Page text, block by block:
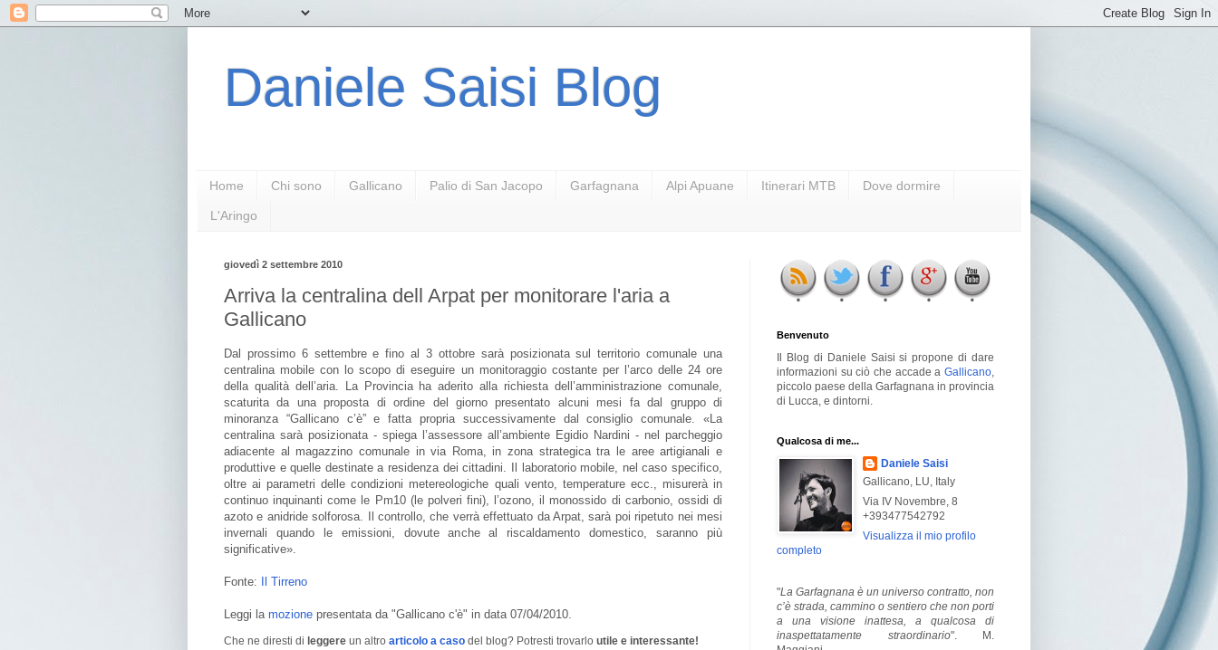
Daniele Saisi Blog
Home Chi sono Gallicano Palio di San Jacopo Garfagnana Alpi Apuane Itinerari MTB Dove dormire
L'Aringo
giovedì 2 settembre 2010
Arriva la centralina dell Arpat per monitorare l'aria a
Gallicano
Dal prossimo 6 settembre e fino al 3 ottobre sarà posizionata sul territorio comunale una
centralina mobile con lo scopo di eseguire un monitoraggio costante per l’arco delle 24 ore
della qualità dell’aria. La Provincia ha aderito alla richiesta dell’amministrazione comunale,
scaturita da una proposta di ordine del giorno presentato alcuni mesi fa dal gruppo di
minoranza “Gallicano c’è” e fatta propria successivamente dal consiglio comunale. «La
centralina sarà posizionata - spiega l’assessore all’ambiente Egidio Nardini - nel parcheggio
adiacente al magazzino comunale in via Roma, in zona strategica tra le aree artigianali e
produttive e quelle destinate a residenza dei cittadini. Il laboratorio mobile, nel caso specifico,
oltre ai parametri delle condizioni metereologiche quali vento, temperature ecc., misurerà in
continuo inquinanti come le Pm10 (le polveri fini), l’ozono, il monossido di carbonio, ossidi di
azoto e anidride solforosa. Il controllo, che verrà effettuato da Arpat, sarà poi ripetuto nei mesi
invernali quando le emissioni, dovute anche al riscaldamento domestico, saranno più
significative».
Fonte: Il Tirreno
Leggi la mozione presentata da "Gallicano c'è" in data 07/04/2010.
Che ne diresti di leggere un altro articolo a caso del blog? Potresti trovarlo utile e interessante!
Benvenuto
Il Blog di Daniele Saisi si propone di dare
informazioni su ciò che accade a Gallicano
piccolo paese della Garfagnana in provincia
di Lucca, e dintorni.
Qualcosa di me...
Daniele Saisi
Gallicano, LU, Italy
Via IV Novembre, 8
+393477542792
Visualizza il mio profilo
completo
"La Garfagnana è un universo contratto, non
c’è strada, cammino o sentiero che non porti
a una visione inattesa, a qualcosa di
inaspettatamente straordinario". M.